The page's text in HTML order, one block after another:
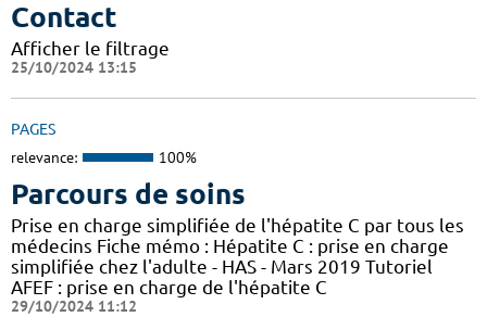
Contact
Afficher le filtrage
25/10/2024 13:15
PAGES
relevance: 100%
Parcours de soins
Prise en charge simplifiée de l'hépatite C par tous les
médecins Fiche mémo : Hépatite C : prise en charge
simplifiée chez l'adulte - HAS - Mars 2019 Tutoriel
AFEF : prise en charge de l'hépatite C
29/10/2024 11:12